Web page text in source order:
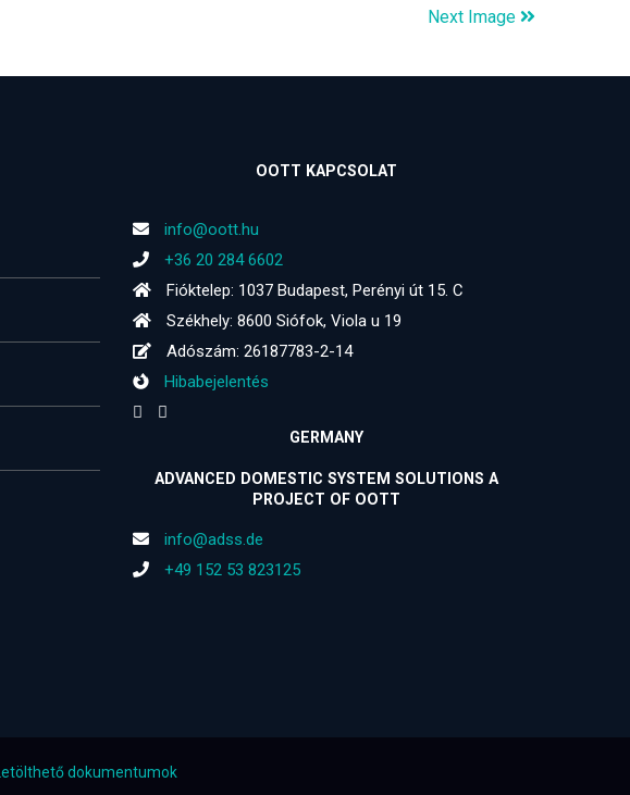
Next Image
OOTT KAPCSOLAT
info@oott.hu
+36 20 284 6602
Fióktelep: 1037 Budapest, Perényi út 15. C
Székhely: 8600 Siófok, Viola u 19
Adószám: 26187783-2-14
Hibabejelentés
GERMANY
ADVANCED DOMESTIC SYSTEM SOLUTIONS A
PROJECT OF OOTT
info@adss.de
+49 152 53 823125
Letölthető dokumentumok